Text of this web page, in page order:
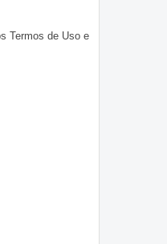
Termos de Uso e